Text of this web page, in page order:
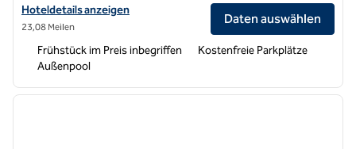
Hoteldetails für Home2 Suites by Hilton Atascadero anzeigen
Hoteldetails anzeigen
23,08 Meilen
Daten auswählen
Frühstück im Preis inbegriffen
Kostenfreie Parkplätze
Außenpool
1 von 12